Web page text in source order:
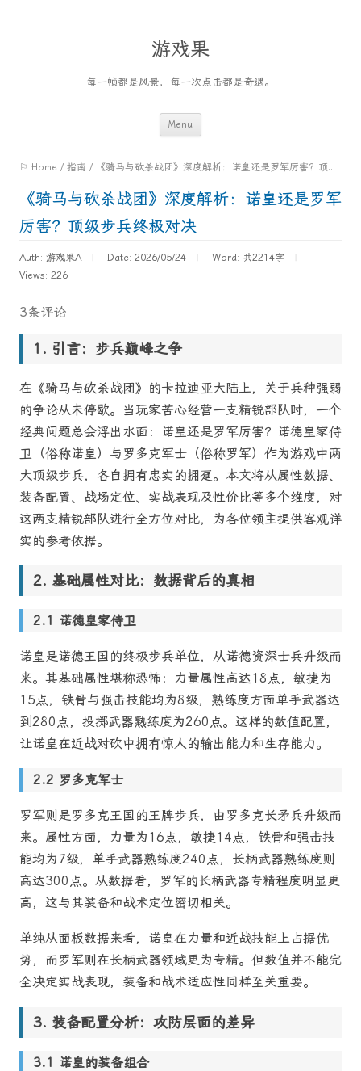
游戏果
每一帧都是风景，每一次点击都是奇遇。
Menu
content
⚐ Home / 指南 / 《骑马与砍杀战团》深度解析：诺皇还是罗军厉害？顶级步兵终极对决
《骑马与砍杀战团》深度解析：诺皇还是罗军
厉害？顶级步兵终极对决
Auth: 游戏果A Date: 2026/05/24 Word: 共2214字
Views: 226
3条评论
引言：步兵巅峰之争
在《骑马与砍杀战团》的卡拉迪亚大陆上，关于兵种强弱
的争论从未停歇。当玩家苦心经营一支精锐部队时，一个
经典问题总会浮出水面：诺皇还是罗军厉害？诺德皇家侍
卫（俗称诺皇）与罗多克军士（俗称罗军）作为游戏中两
大顶级步兵，各自拥有忠实的拥趸。本文将从属性数据、
装备配置、战场定位、实战表现及性价比等多个维度，对
这两支精锐部队进行全方位对比，为各位领主提供客观详
实的参考依据。
基础属性对比：数据背后的真相
诺德皇家侍卫
诺皇是诺德王国的终极步兵单位，从诺德资深士兵升级而
来。其基础属性堪称恐怖：力量属性高达18点，敏捷为
15点，铁骨与强击技能均为8级，熟练度方面单手武器达
到280点，投掷武器熟练度为260点。这样的数值配置，
让诺皇在近战对砍中拥有惊人的输出能力和生存能力。
罗多克军士
罗军则是罗多克王国的王牌步兵，由罗多克长矛兵升级而
来。属性方面，力量为16点，敏捷14点，铁骨和强击技
能均为7级，单手武器熟练度240点，长柄武器熟练度则
高达300点。从数据看，罗军的长柄武器专精程度明显更
高，这与其装备和战术定位密切相关。
单纯从面板数据来看，诺皇在力量和近战技能上占据优
势，而罗军则在长柄武器领域更为专精。但数值并不能完
全决定实战表现，装备和战术适应性同样至关重要。
装备配置分析：攻防层面的差异
诺皇的装备组合